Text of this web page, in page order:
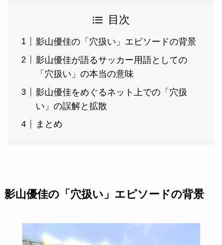
目次
影山優佳の「穴扱い」エピソードの背景
影山優佳が語るサッカー用語としての
「穴扱い」の本当の意味
影山優佳をめぐるネット上での「穴扱
い」の誤解と拡散
まとめ
影山優佳の「穴扱い」エピソードの背景